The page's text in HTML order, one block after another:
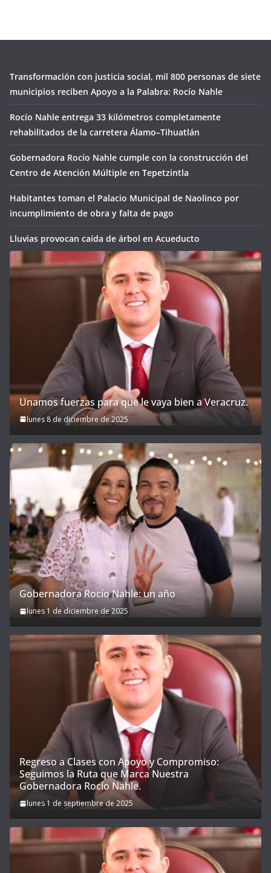
Transformación con justicia social, mil 800 personas de siete
municipios reciben Apoyo a la Palabra: Rocío Nahle
Rocío Nahle entrega 33 kilómetros completamente
rehabilitados de la carretera Álamo–Tihuatlán
Gobernadora Rocío Nahle cumple con la construcción del
Centro de Atención Múltiple en Tepetzintla
Habitantes toman el Palacio Municipal de Naolinco por
incumplimiento de obra y falta de pago
Lluvias provocan caída de árbol en Acueducto
Unamos fuerzas para que le vaya bien a Veracruz.
lunes 8 de diciembre de 2025
Gobernadora Rocío Nahle: un año
lunes 1 de diciembre de 2025
Regreso a Clases con Apoyo y Compromiso:
Seguimos la Ruta que Marca Nuestra
Gobernadora Rocío Nahle.
lunes 1 de septiembre de 2025